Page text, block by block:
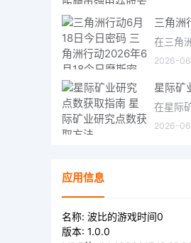
在三角
2026-
在星际
2026-
应用信息
名称: 波比的游戏时间0
版本: 1.0.0